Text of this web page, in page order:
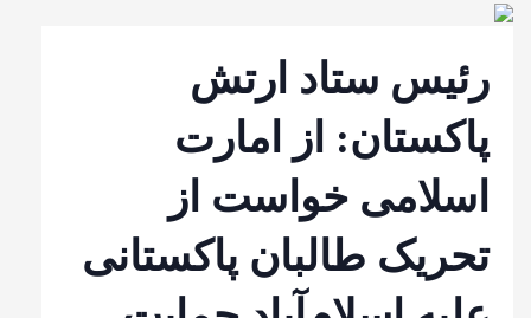
رئیس ستاد ارتش
پاکستان: از امارت
اسلامی خواست از
تحریک طالبان پاکستانی